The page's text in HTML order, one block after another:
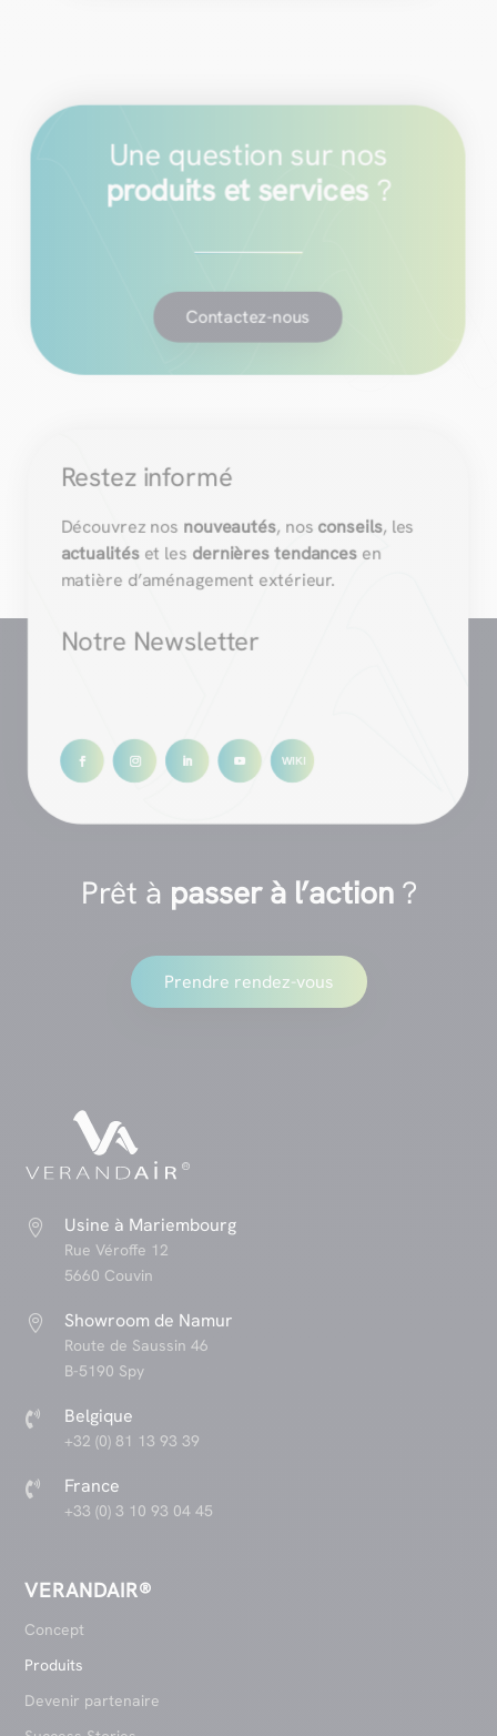
Une question sur nos
produits et services ?
Contactez-nous
Restez informé
Découvrez nos nouveautés, nos conseils, les
actualitéset les dernières tendances en
matière d’aménagement extérieur.
Notre Newsletter
Prêt à passer à l’action?
Prendre rendez-vous
 Usine à Mariembourg
Rue Véroffe 12
5660 Couvin
 Showroom de Namur
Route de Saussin 46
B-5190 Spy
 Belgique
+32 (0) 81 13 93 39
 France
+33 (0) 3 10 93 04 45
VERANDAIR®
Concept
Produits
Devenir partenaire